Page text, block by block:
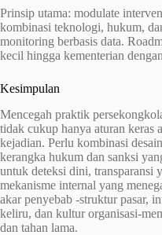
Prinsip utama: modulate
kombinasi teknologi, hukum,
monitoring berbasis data.
kecil hingga kementerian
Kesimpulan
Mencegah praktik
tidak cukup hanya aturan keras
kejadian. Perlu kombinasi
kerangka hukum dan sanksi
untuk deteksi dini, transparansi
mekanisme internal yang
akar penyebab -struktur pasar,
keliru, dan kultur organisasi-
dan tahan lama.